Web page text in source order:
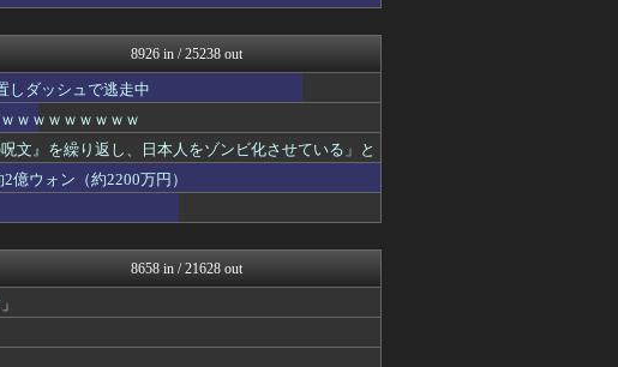
まとめCUP
ゴールデンタイムズ
8926 in / 25238 out
しダッシュで逃走中
ｗｗｗｗｗｗｗｗ
文』を繰り返し、日本人をゾンビ化させている」と
ウォン（約2200万円）
8658 in / 21628 out